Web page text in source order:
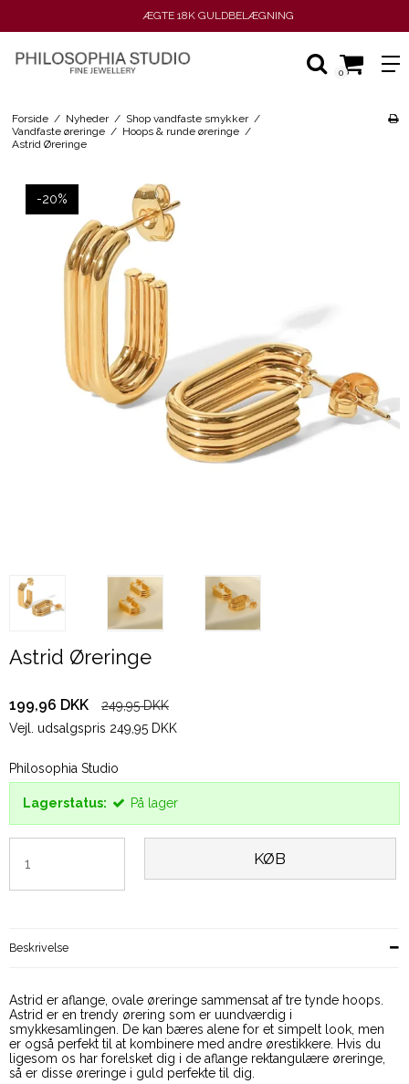
ÆGTE 18K GULDBELÆGNING
0
Forside / Nyheder / Shop vandfaste smykker /
Vandfaste øreringe / Hoops & runde øreringe /
Astrid Øreringe
-20%
Astrid Øreringe
199,96 DKK
249,95 DKK
Vejl. udsalgspris 249,95 DKK
Philosophia Studio
Lagerstatus: På lager
KØB
Beskrivelse
Astrid er aflange, ovale øreringe sammensat af tre tynde hoops.
Astrid er en trendy ørering som er uundværdig i
smykkesamlingen. De kan bæres alene for et simpelt look, men
er også perfekt til at kombinere med andre ørestikkere. Hvis du
ligesom os har forelsket dig i de aflange rektangulære øreringe,
så er disse øreringe i guld perfekte til dig.